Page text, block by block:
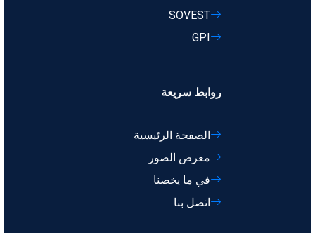
SOVEST
GPI
روابط سريعة
الصفحة الرئيسية
معرض الصور
في ما يخصنا
اتصل بنا